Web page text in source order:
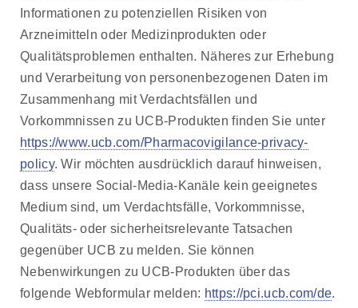
Informationen zu potenziellen Risiken von
Arzneimitteln oder Medizinprodukten oder
Qualitätsproblemen enthalten. Näheres zur Erhebung
und Verarbeitung von personenbezogenen Daten im
Zusammenhang mit Verdachtsfällen und
Vorkommnissen zu UCB-Produkten finden Sie unter
https://www.ucb.com/Pharmacovigilance-privacy-
policy. Wir möchten ausdrücklich darauf hinweisen,
dass unsere Social-Media-Kanäle kein geeignetes
Medium sind, um Verdachtsfälle, Vorkommnisse,
Qualitäts- oder sicherheitsrelevante Tatsachen
gegenüber UCB zu melden. Sie können
Nebenwirkungen zu UCB-Produkten über das
folgende Webformular melden: https://pci.ucb.com/de.